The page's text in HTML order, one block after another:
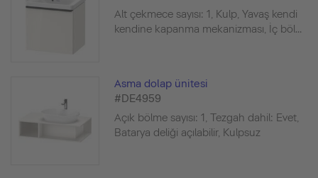
Alt çekmece sayısı: 1, Kulp, Yavaş kendi
kendine kapanma mekanizması, İç böl...
Asma dolap ünitesi
#DE4959
Açık bölme sayısı: 1, Tezgah dahil: Evet,
Batarya deliği açılabilir, Kulpsuz